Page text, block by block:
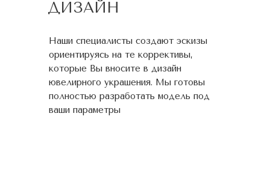
ДИЗАЙН
Наши специалисты создают эскизы
ориентируясь на те коррективы,
которые Вы вносите в дизайн
ювелирного украшения. Мы готовы
полностью разработать модель под
ваши параметры